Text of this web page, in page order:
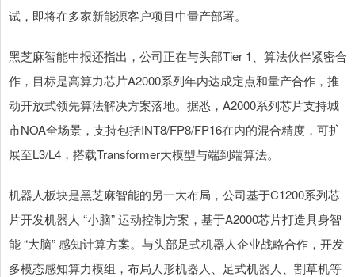
试，即将在多家新能源客户项目中量产部署。
黑芝麻智能中报还指出，公司正在与头部Tier 1、算法伙伴紧密合
作，目标是高算力芯片A2000系列年内达成定点和量产合作，推
动开放式领先算法解决方案落地。据悉，A2000系列芯片支持城
市NOA全场景，支持包括INT8/FP8/FP16在内的混合精度，可扩
展至L3/L4，搭载Transformer大模型与端到端算法。
机器人板块是黑芝麻智能的另一大布局，公司基于C1200系列芯
片开发机器人 “小脑” 运动控制方案，基于A2000芯片打造具身智
能 “大脑” 感知计算方案。与头部足式机器人企业战略合作，开发
多模态感知算力模组，布局人形机器人、足式机器人、割草机等